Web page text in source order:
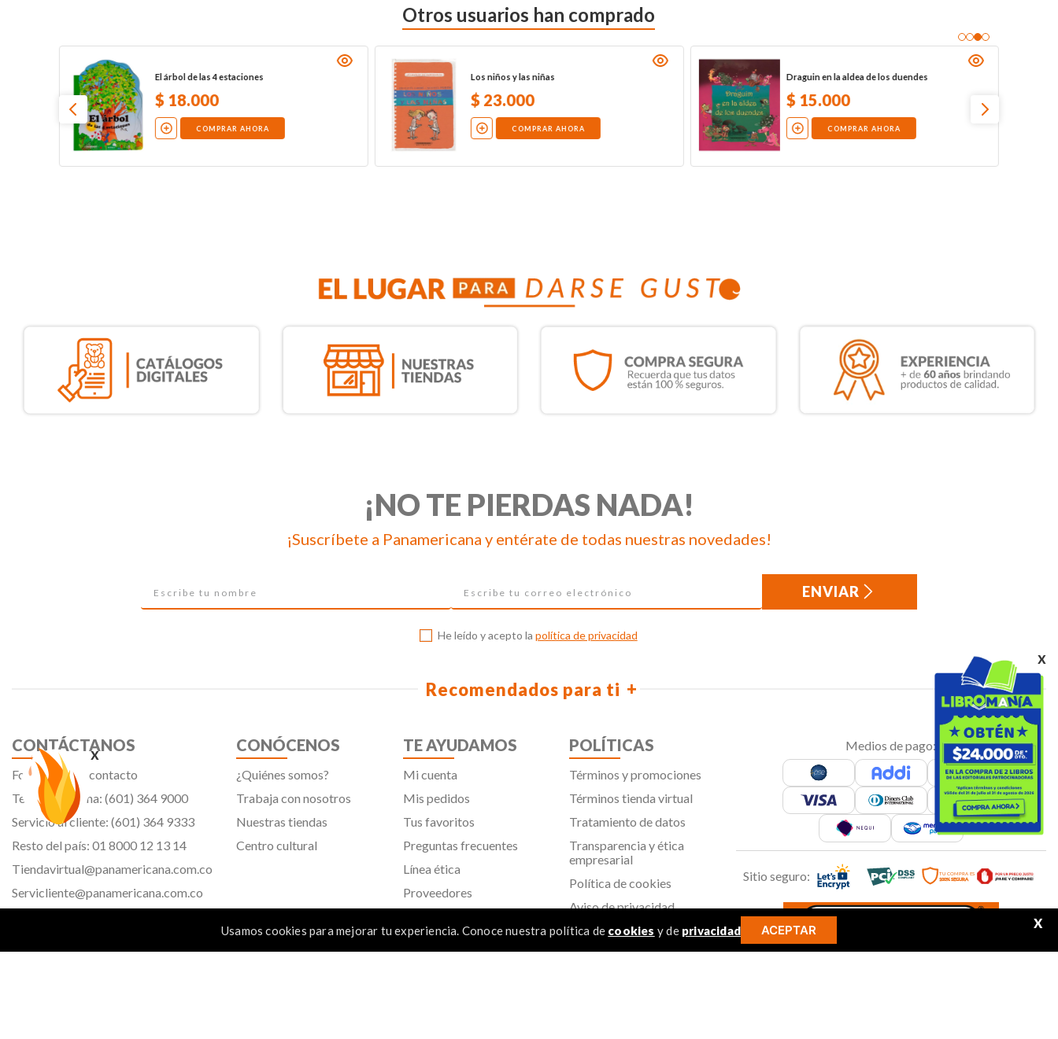
x
x
Usamos cookies para mejorar tu experiencia. Conoce nuestra política de cookies y de privacidad ACEPTAR X
Otros usuarios han comprado
El árbol de las 4 estaciones
$ 18.000
COMPRAR AHORA
Los niños y las niñas
$23.000
COMPRAR AHORA
Draguin en la aldea de los duendes
$ 15.000
COMPRAR AHORA
¡NO TE PIERDAS NADA!
¡Suscríbete a Panamericana y entérate de todas nuestras novedades!
ENVIAR
He leído y acepto la política de privacidad
Recomendados para ti
CONTÁCTANOS
Formulario de contacto
Teléfono oficina: (601) 364 9000
Servicio al cliente: (601) 364 9333
Resto del país: 01 8000 12 13 14
Tiendavirtual@panamericana.com.co
Servicliente@panamericana.com.co
CONÓCENOS
¿Quiénes somos?
Trabaja con nosotros
Nuestras tiendas
Centro cultural
TE AYUDAMOS
Mi cuenta
Mis pedidos
Tus favoritos
Preguntas frecuentes
Línea ética
Proveedores
POLÍTICAS
Términos y promociones
Términos tienda virtual
Tratamiento de datos
Transparencia y ética
empresarial
Política de cookies
Aviso de privacidad
SIC
Medios de pago:
Sitio seguro: